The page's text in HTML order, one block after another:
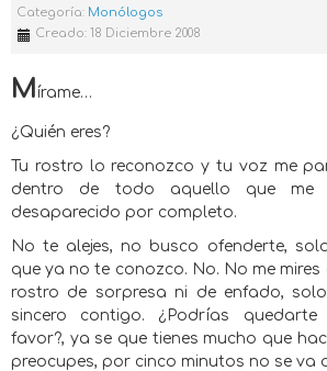
Categoría: Monólogos
Creado: 18 Diciembre 2008
Mírame…
¿Quién eres?
Tu rostro lo reconozco y tu voz me
dentro de todo aquello que me
desaparecido por completo.
No te alejes, no busco ofenderte,
que ya no te conozco. No. No me mires
rostro de sorpresa ni de enfado,
sincero contigo. ¿Podrías
favor?, ya se que tienes mucho que
preocupes, por cinco minutos no se va